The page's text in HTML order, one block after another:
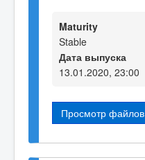
Maturity
Stable
Дата выпуска
13.01.2020, 23:00
Просмотр файлов